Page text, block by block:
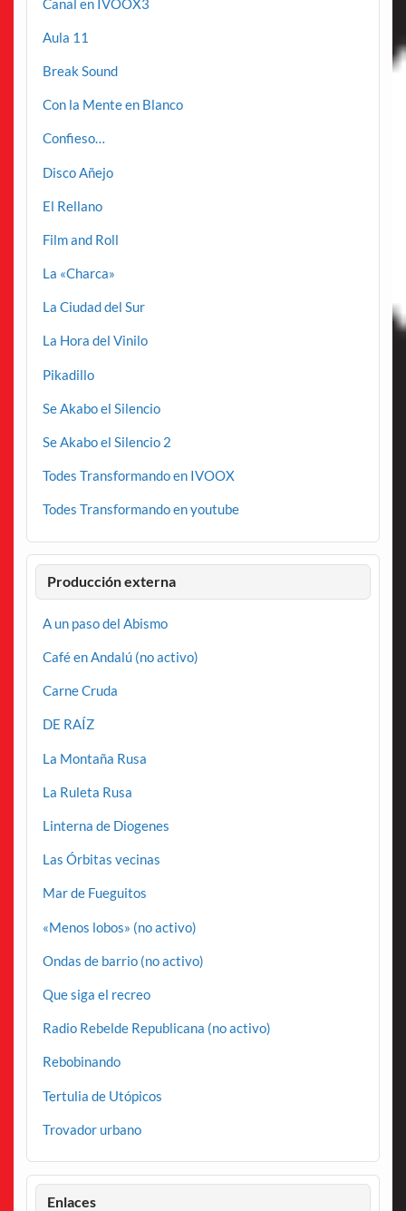
Canal en IVOOX3
Aula 11
Break Sound
Con la Mente en Blanco
Confieso…
Disco Añejo
El Rellano
Film and Roll
La «Charca»
La Ciudad del Sur
La Hora del Vinilo
Pikadillo
Se Akabo el Silencio
Se Akabo el Silencio 2
Todes Transformando en IVOOX
Todes Transformando en youtube
Producción externa
A un paso del Abismo
Café en Andalú (no activo)
Carne Cruda
DE RAÍZ
La Montaña Rusa
La Ruleta Rusa
Linterna de Diogenes
Las Órbitas vecinas
Mar de Fueguitos
«Menos lobos» (no activo)
Ondas de barrio (no activo)
Que siga el recreo
Radio Rebelde Republicana (no activo)
Rebobinando
Tertulia de Utópicos
Trovador urbano
Enlaces